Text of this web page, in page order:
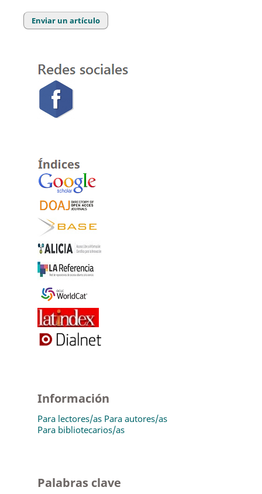
Enviar un artículo
Información
Para lectores/as Para autores/as
Para bibliotecarios/as
Palabras clave